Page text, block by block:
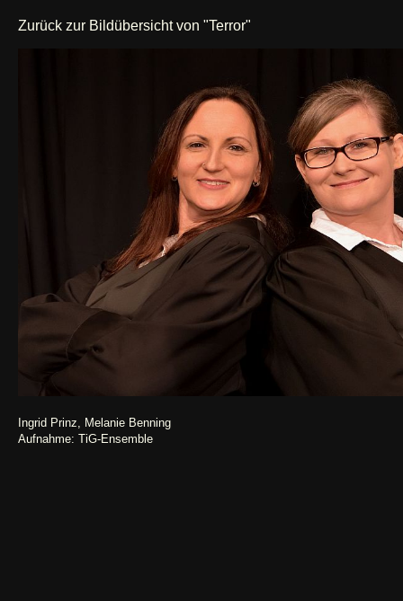
Zurück zur Bildübersicht von "Terror"
Ingrid Prinz, Melanie Benning
Aufnahme: TiG-Ensemble